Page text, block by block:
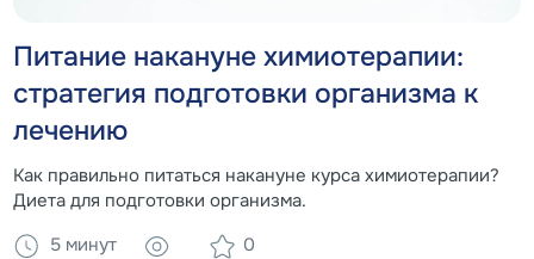
Питание накануне химиотерапии:
стратегия подготовки организма к
лечению
Как правильно питаться накануне курса химиотерапии?
Диета для подготовки организма.
5 минут 0